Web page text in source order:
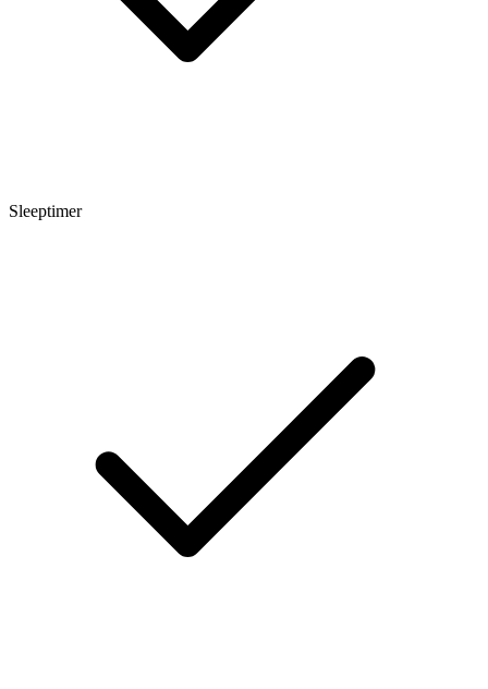
Sleeptimer